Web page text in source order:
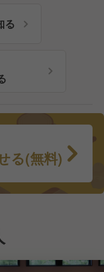
る
る(無料)